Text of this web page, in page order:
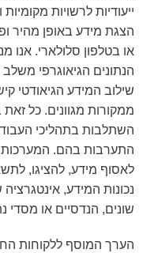
ייעודיות לרשויות
הצגת מידע באופן מהיר
או בטלפון סלולארי. אנו
הנתונים הגיאוגרפי
שילוב המידע הגיאודטי
ממקורות מגוונים. כל
השתלבות בתהליכי
התערבות בהם. המערכות
לאסוף מידע, להציגו,
נכונות המידע,
שונים, הנדסיים או מסדי
הערך המוסף ללקוחות